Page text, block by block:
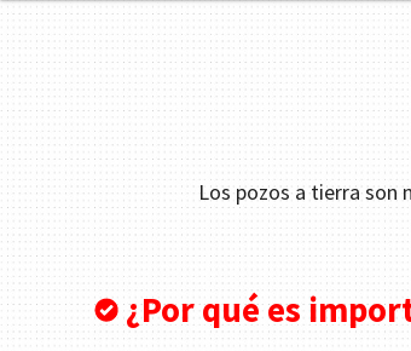
Los pozos a tierra son
¿Por qué es